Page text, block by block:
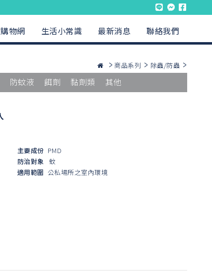
物網 生活小常識 最新消息 聯絡我們
商品系列 除蟲/防蟲
防蚊液 餌劑 黏劑類 其他
主要成份 PMD
防治對象
蚊
適用範圍 公私場所之室內環境